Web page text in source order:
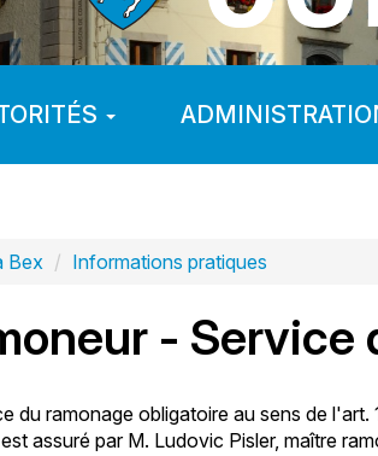
Bex Informations pratiques
- Service
du ramonage obligatoire au sens de
assuré par M. Ludovic Pisler, maître